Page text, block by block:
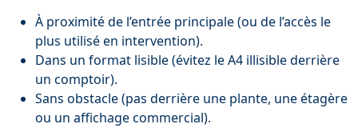
À proximité de l’entrée principale (ou de l’accès le
plus utilisé en intervention).
Dans un format lisible (évitez le A4 illisible derrière
un comptoir).
Sans obstacle (pas derrière une plante, une étagère
ou un affichage commercial).